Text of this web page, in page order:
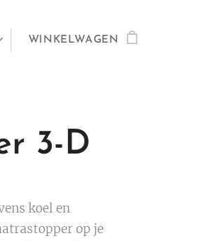
WINKELWAGEN
3-D
koel en
op je